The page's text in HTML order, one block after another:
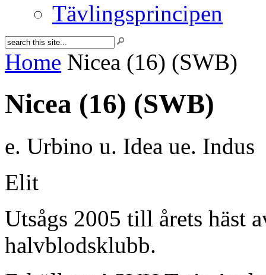
Tävlingsprincipen
Home Nicea (16) (SWB)
Nicea (16) (SWB)
e. Urbino u. Idea ue. Indus
Elit
Utsågs 2005 till årets häst
halvblodsklubb.